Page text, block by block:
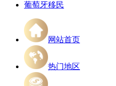
葡萄牙移民
网站首页
热门地区